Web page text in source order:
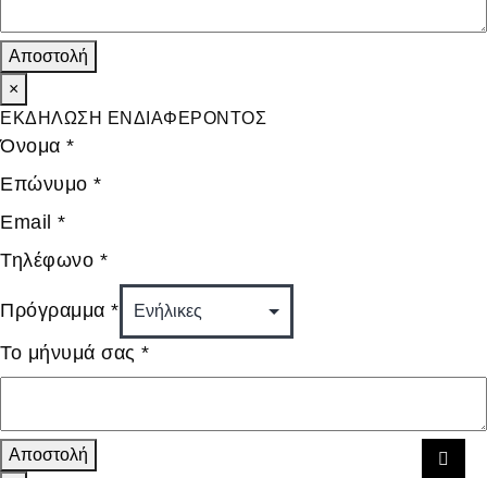
Αποστολή
×
ΕΚΔΗΛΩΣΗ ΕΝΔΙΑΦΕΡΟΝΤΟΣ
Όνομα *
Επώνυμο *
Email *
Τηλέφωνο *
Πρόγραμμα *
Το μήνυμά σας *
Αποστολή